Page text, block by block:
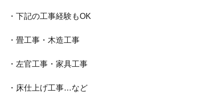
・下記の工事経験もOK
・畳工事・木造工事
・左官工事・家具工事
・床仕上げ工事…など